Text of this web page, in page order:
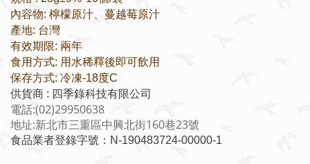
內容物: 檸檬原汁、蔓越莓原汁
產地: 台灣
有效期限: 兩年
食用方式: 用水稀釋後即可飲用
保存方式: 冷凍-18度C
供貨商 : 四季錄科技有限公司
電話:(02)29950638
地址:新北市三重區中興北街160巷23號
食品業者登錄字號：N-190483724-00000-1